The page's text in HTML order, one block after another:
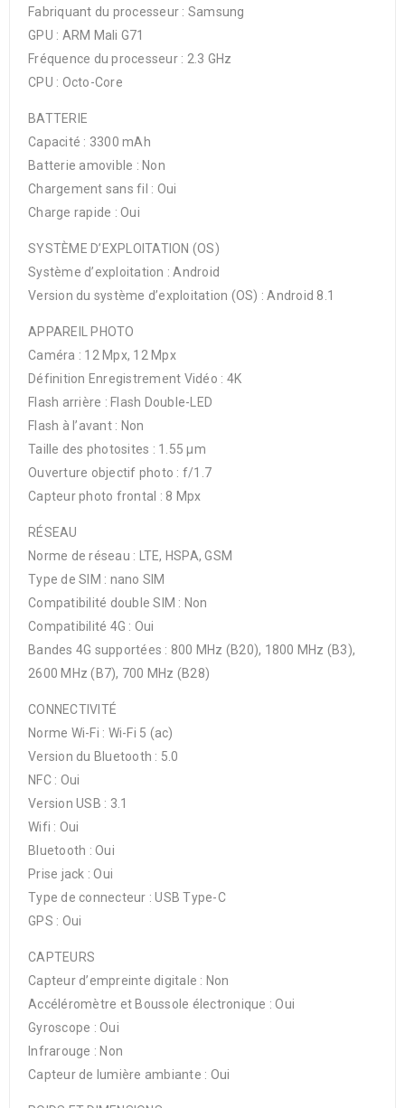
Fabriquant du processeur : Samsung
GPU : ARM Mali G71
Fréquence du processeur : 2.3 GHz
CPU : Octo-Core
BATTERIE
Capacité : 3300 mAh
Batterie amovible : Non
Chargement sans fil : Oui
Charge rapide : Oui
SYSTÈME D’EXPLOITATION (OS)
Système d’exploitation : Android
Version du système d’exploitation (OS) : Android 8.1
APPAREIL PHOTO
Caméra : 12 Mpx, 12 Mpx
Définition Enregistrement Vidéo : 4K
Flash arrière : Flash Double-LED
Flash à l’avant : Non
Taille des photosites : 1.55 μm
Ouverture objectif photo : f/1.7
Capteur photo frontal : 8 Mpx
RÉSEAU
Norme de réseau : LTE, HSPA, GSM
Type de SIM : nano SIM
Compatibilité double SIM : Non
Compatibilité 4G : Oui
Bandes 4G supportées : 800 MHz (B20), 1800 MHz (B3),
2600 MHz (B7), 700 MHz (B28)
CONNECTIVITÉ
Norme Wi-Fi : Wi-Fi 5 (ac)
Version du Bluetooth : 5.0
NFC : Oui
Version USB : 3.1
Wifi : Oui
Bluetooth : Oui
Prise jack : Oui
Type de connecteur : USB Type-C
GPS : Oui
CAPTEURS
Capteur d’empreinte digitale : Non
Accéléromètre et Boussole électronique : Oui
Gyroscope : Oui
Infrarouge : Non
Capteur de lumière ambiante : Oui